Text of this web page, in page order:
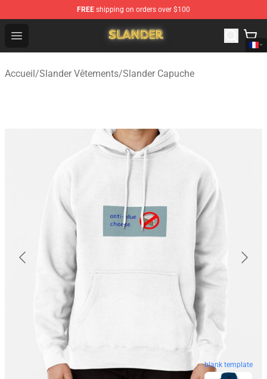
FREE shipping on orders over $100
Open menu
Slander Shop - Official Slander Merchandise Store
Accueil/Slander Vêtements/Slander Capuche
blank template